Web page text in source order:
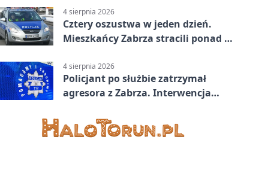
4 sierpnia 2026
Cztery oszustwa w jeden dzień.
Mieszkańcy Zabrza stracili ponad 6
4 sierpnia 2026
Policjant po służbie zatrzymał
agresora z Zabrza. Interwencja